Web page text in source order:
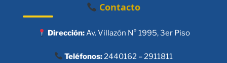
Contacto
Dirección:Av. Villazón N° 1995, 3er Piso
Teléfonos:2440162 – 2911811